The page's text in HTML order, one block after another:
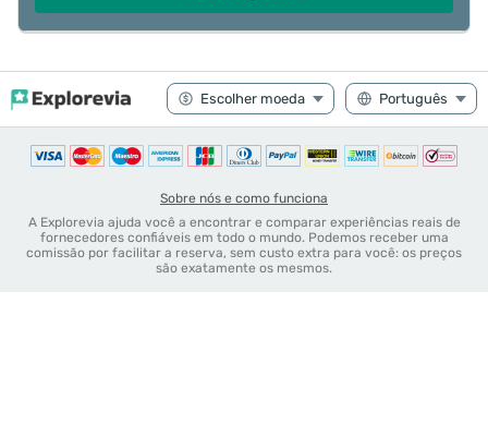
Sobre nós e como funciona
A Explorevia ajuda você a encontrar e comparar experiências reais de
fornecedores confiáveis em todo o mundo. Podemos receber uma
comissão por facilitar a reserva, sem custo extra para você: os preços
são exatamente os mesmos.